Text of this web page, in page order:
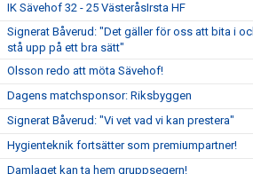
IK Sävehof 32 - 25 VästeråsIrsta HF
Signerat Båverud: "Det gäller för oss att bita i
stå upp på ett bra sätt"
Olsson redo att möta Sävehof!
Dagens matchsponsor: Riksbyggen
Signerat Båverud: "Vi vet vad vi kan prestera"
Hygienteknik fortsätter som premiumpartner!
Damlaget kan ta hem gruppsegern!